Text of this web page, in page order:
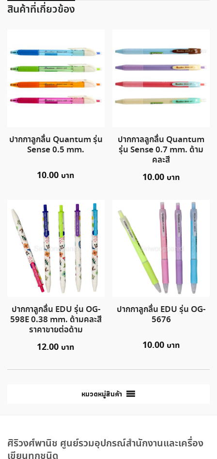
สินค้าที่เกี่ยวข้อง
ปากกาลูกลื่น Quantum รุ่น
Sense 0.5 mm.
10.00
ปากกาลลูกลื่น Quantum
รุ่น Sense 0.7 mm. ด้าม
คละสี
10.00
ปากกาลูกลื่น EDU รุ่น OG-
598E 0.38 mm. ด้ามคละสี
ราคาขายต่อด้าม
12.00
ปากกาลูกลื่น EDU รุ่น OG-
5676
10.00
หมวดหมู่สินค้า
ศิริวงศ์พานิช ศูนย์รวมอุปกรณ์สำนักงานและเครื่อง